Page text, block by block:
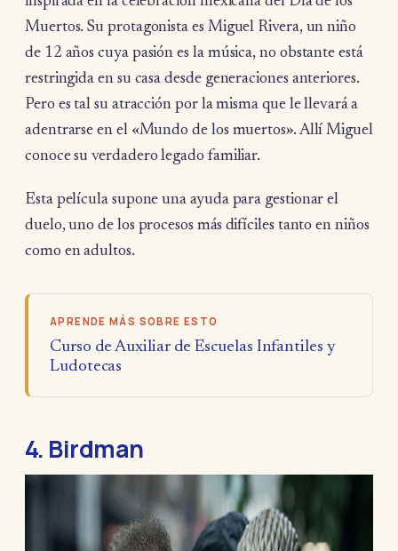
Muertos. Su protagonista es Miguel Rivera, un niño
de 12 años cuya pasión es la música, no obstante está
restringida en su casa desde generaciones anteriores.
Pero es tal su atracción por la misma que le llevará a
adentrarse en el «Mundo de los muertos». Allí Miguel
conoce su verdadero legado familiar.
Esta película supone una ayuda para gestionar el
duelo, uno de los procesos más difíciles tanto en niños
como en adultos.
APRENDE MÁS SOBRE ESTO
Curso de Auxiliar de Escuelas Infantiles y
Ludotecas
4. Birdman